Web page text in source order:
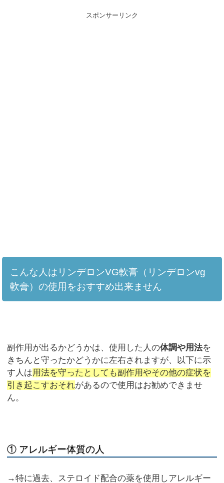
スポンサーリンク
こんな人はリンデロンVG軟膏（リンデロンvg
軟膏）の使用をおすすめ出来ません
副作用が出るかどうかは、使用した人の体調や用法を
きちんと守ったかどうかに左右されますが、以下に示
す人は用法を守ったとしても副作用やその他の症状を
引き起こすおそれがあるので使用はお勧めできませ
ん。
① アレルギー体質の人
→特に過去、ステロイド配合の薬を使用しアレルギー